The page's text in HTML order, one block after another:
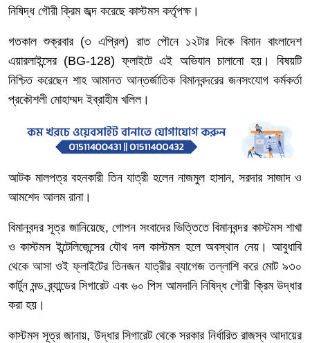
নিষিদ্ধ গৌরী ক্রিম জব্দ করেছে কাস্টমস কর্তৃপক্ষ।
গতকাল শুক্রবার(৩ এপ্রিল) রাত পৌনে ১২টার দিকে বিমান বাংলাদেশ
এয়ারলাইন্সের(BG-128)ফ্লাইটে এই অভিযান চালানো হয়।
বিষয়টি
নিশ্চিত করেছেন শাহ আমানত আন্তর্জাতিক বিমানবন্দরের জনসংযোগ কর্মকর্তা
প্রকৌশলী মোহাম্মদ ইব্রাহীম খলিল।
আটক মালপত্র বহনকারী তিন যাত্রী হলেন নাজমুল হাসান, সরদার সাজাদ ও
আমশেদ আলম রানা।
বিমানবন্দর সূত্র জানিয়েছে,গোপন সংবাদের ভিত্তিতে বিমানবন্দর কাস্টমস শাখা
ও কাস্টমস ইন্টেলিজেন্সের যৌথ দল কাস্টমস হলে অবস্থান নেয়। আবুধাবি
থেকে আসা ওই ফ্লাইটের তিনজন যাত্রীর ব্যাগেজ তল্লাশি করে মোট ৯৩০
কার্টুন মন্ড ব্র্যান্ডের সিগারেট এবং ৬০ পিস আমদানি নিষিদ্ধ গৌরী ক্রিম উদ্ধার
করা হয়।
কাস্টমস সূত্র জানায়, উদ্ধার সিগারেট থেকে সরকার নির্ধারিত রাজস্ব আদায়ের